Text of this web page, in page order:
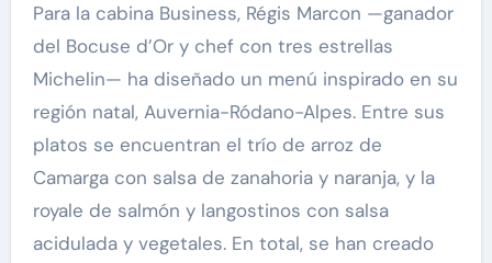
Para la cabina Business, Régis Marcon —ganador
del Bocuse d’Or y chef con tres estrellas
Michelin— ha diseñado un menú inspirado en su
región natal, Auvernia-Ródano-Alpes. Entre sus
platos se encuentran el trío de arroz de
Camarga con salsa de zanahoria y naranja, y la
royale de salmón y langostinos con salsa
acidulada y vegetales. En total, se han creado